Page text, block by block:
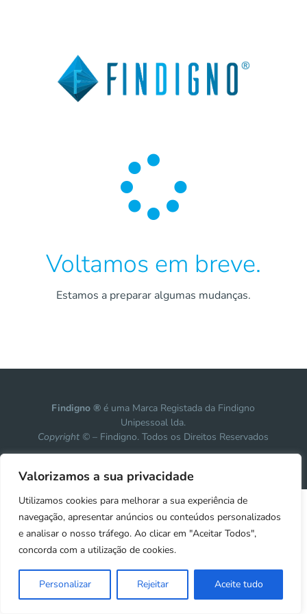
Valorizamos a sua privacidade
Utilizamos cookies para melhorar a sua experiência de
navegação, apresentar anúncios ou conteúdos personalizados
e analisar o nosso tráfego. Ao clicar em "Aceitar Todos",
concorda com a utilização de cookies.
Personalizar Rejeitar Aceite tudo

Voltamos em breve.
Estamos a preparar algumas mudanças.
Findigno ® é uma Marca Registada da Findigno
Unipessoal lda.
Copyright © – Findigno. Todos os Direitos Reservados